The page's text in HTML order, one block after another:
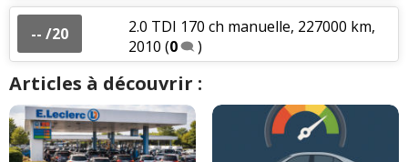
-- /20
2.0 TDI 170 ch manuelle, 227000 km,
2010 (0 )
Articles à découvrir :